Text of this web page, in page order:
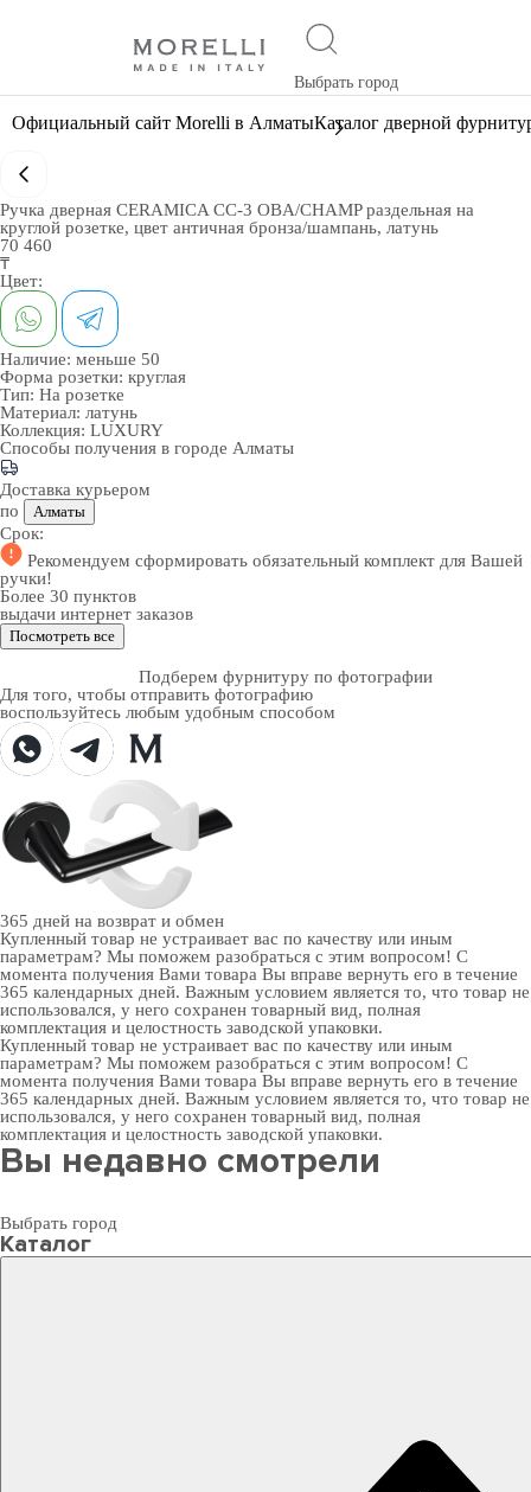
Выбрать город
Официальный сайт Morelli в АлматыКаталог дверной
Ручка дверная CERAMICA CC-3 OBA/CHAMP раздельная на
круглой розетке, цвет античная бронза/шампань, латунь
70 460
₸
Цвет:
Наличие: меньше 50
Форма розетки: круглая
Тип: На розетке
Материал: латунь
Коллекция: LUXURY
Способы получения в городе Алматы
Доставка курьером
по
Алматы
Срок:
Рекомендуем сформировать обязательный комплект для Вашей
ручки!
Более 30 пунктов
выдачи интернет заказов
Посмотреть все
Подберем фурнитуру по фотографии
Для того, чтобы отправить фотографию
воспользуйтесь любым удобным способом
365 дней на возврат и обмен
Купленный товар не устраивает вас по качеству или иным
параметрам? Мы поможем разобраться с этим вопросом! С
момента получения Вами товара Вы вправе вернуть его в течение
365 календарных дней. Важным условием является то, что товар не
использовался, у него сохранен товарный вид, полная
комплектация и целостность заводской упаковки.
Купленный товар не устраивает вас по качеству или иным
параметрам? Мы поможем разобраться с этим вопросом! С
момента получения Вами товара Вы вправе вернуть его в течение
365 календарных дней. Важным условием является то, что товар не
использовался, у него сохранен товарный вид, полная
комплектация и целостность заводской упаковки.
Вы недавно смотрели
Выбрать город
Каталог